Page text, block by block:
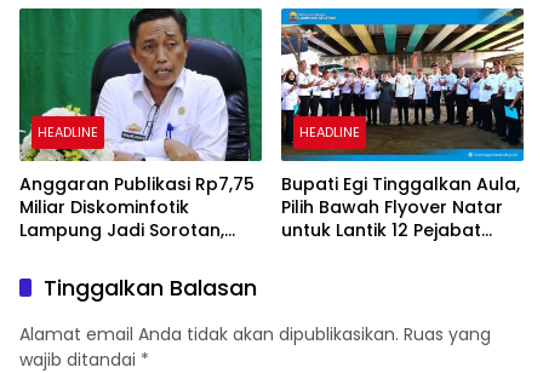
Keberadaan Bupati OKI
HEADLINE
Anggaran Publikasi Rp7,75
Miliar Diskominfotik
Lampung Jadi Sorotan,
Dana Dipertanyakan
HEADLINE
Bupati Egi Tinggalkan Aula,
Pilih Bawah Flyover Natar
untuk Lantik 12 Pejabat
Tinggalkan Balasan
Alamat email Anda tidak akan dipublikasikan. Ruas yang
wajib ditandai *